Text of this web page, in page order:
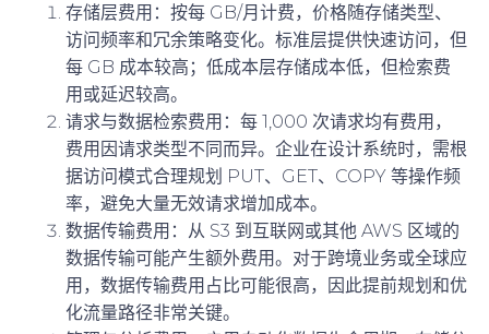
存储层费用 ：按每 GB/月计费，价格随存储类型、
访问频率和冗余策略变化。标准层提供快速访问，但
每 GB 成本较高；低成本层存储成本低，但检索费
用或延迟较高。
请求与数据检索费用 ：每 1,000 次请求均有费用，
费用因请求类型不同而异。企业在设计系统时，需根
据访问模式合理规划 PUT、GET、COPY 等操作频
率，避免大量无效请求增加成本。
数据传输费用 ：从 S3 到互联网或其他 AWS 区域的
数据传输可能产生额外费用。对于跨境业务或全球应
用，数据传输费用占比可能很高，因此提前规划和优
化流量路径非常关键。